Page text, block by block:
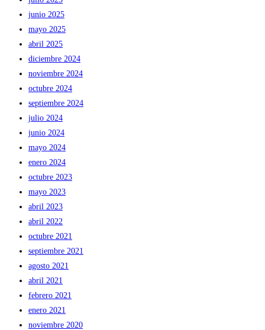
junio 2025
mayo 2025
abril 2025
diciembre 2024
noviembre 2024
octubre 2024
septiembre 2024
julio 2024
junio 2024
mayo 2024
enero 2024
octubre 2023
mayo 2023
abril 2023
abril 2022
octubre 2021
septiembre 2021
agosto 2021
abril 2021
febrero 2021
enero 2021
noviembre 2020